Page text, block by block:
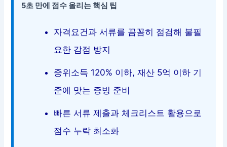
5초 만에 점수 올리는 핵심 팁
자격요건과 서류를 꼼꼼히 점검해 불필
요한 감점 방지
중위소득 120% 이하, 재산 5억 이하 기
준에 맞는 증빙 준비
빠른 서류 제출과 체크리스트 활용으로
점수 누락 최소화